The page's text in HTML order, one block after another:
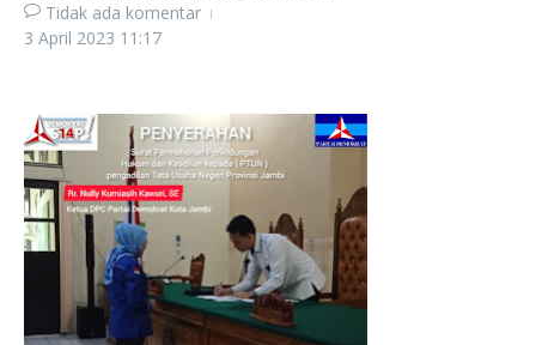
Tidak ada komentar
3 April 2023 11:17